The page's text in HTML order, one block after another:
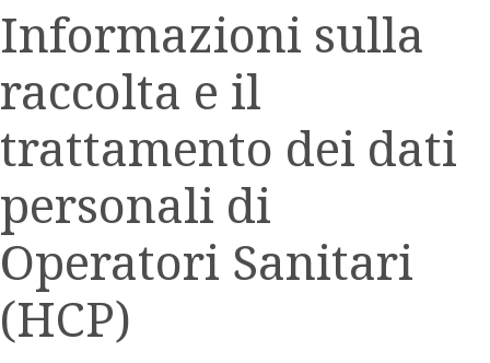
Informazioni sulla
raccolta e il
trattamento dei dati
personali di
Operatori Sanitari
(HCP)